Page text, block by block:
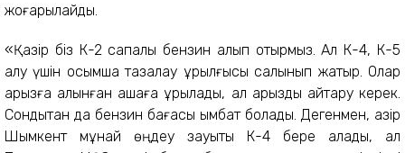
жоғарылайды.
«Қазір біз К-2 сапалы бензин алып отырмыз. Ал К-4, К-5
алу үшін қосымша тазалау құрылғысы салынып жатыр. Олар
қарызға алынған ақшаға құрылады, ал қарызды қайтару керек.
Сондықтан да бензин бағасы қымбат болады. Дегенмен, қазір
Шымкент мұнай өңдеу зауыты К-4 бере алады, ал